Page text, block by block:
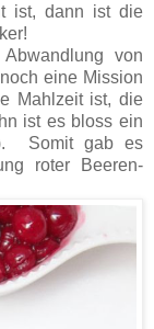
ist, dann ist die
von
eine Mission
Mahlzeit ist, die
ist es bloss ein
Somit gab es
roter Beeren-